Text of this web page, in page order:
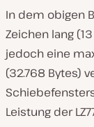
In dem obigen
Zeichen lang
jedoch eine
(32.768 Bytes)
Leistung der